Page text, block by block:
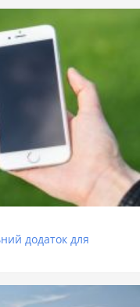
додаток для